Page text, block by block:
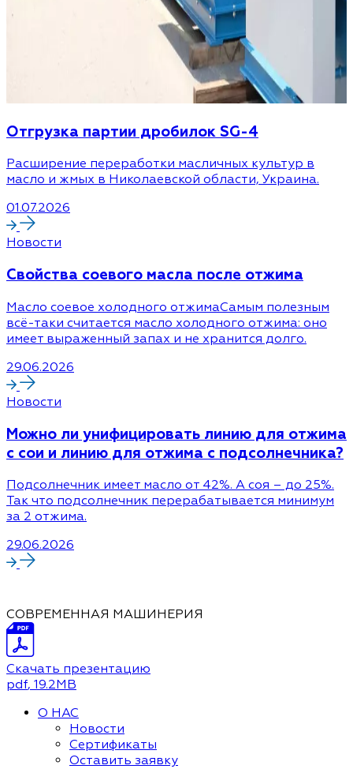
Отгрузка партии дробилок SG-4
Расширение переработки масличных культур в
масло и жмых в Николаевской области, Украина.
01.07.2026
Новости
Cвойства соевого масла после отжима
Масло соевое холодного отжимаСамым полезным
всё-таки считается масло холодного отжима: оно
имеет выраженный запах и не хранится долго.
29.06.2026
Новости
Можно ли унифицировать линию для отжима
с сои и линию для отжима с подсолнечника?
Подсолнечник имеет масло от 42%. А соя – до 25%.
Так что подсолнечник перерабатывается минимум
за 2 отжима.
29.06.2026
СОВРЕМЕННАЯ МАШИНЕРИЯ
Скачать презентацию
pdf, 19.2MB
О НАС
Новости
Сертификаты
Оставить заявку